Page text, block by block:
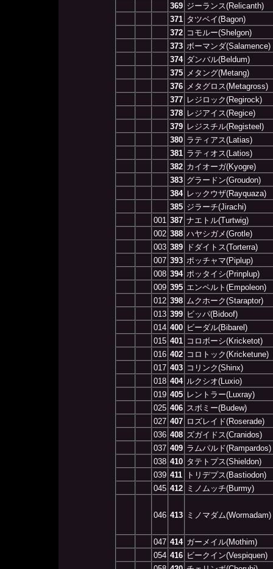
369 ジーランス(Relicanth)
371 タツベイ(Bagon)
372 コモルー(Shelgon)
373 ボーマンダ(Salamence)
374 ダンバル(Beldum)
375
メタング(Metang)
376
メタグロス(Metagross)
377 レジロック(Regirock)
378 レジアイス(Regice)
379 レジスチル(Registeel)
380 ラティアス(Latias)
381 ラティオス(Latios)
382 カイオーガ(Kyogre)
383 グラードン(Groudon)
384 レックウザ(Rayquaza)
385 ジラーチ(Jirachi)
001 387 ナエトル(Turtwig)
002 388 ハヤシガメ(Grotle)
003 389
ドダイトス(Torterra)
007 393 ポッチャマ(Piplup)
008 394 ポッタイシ(Prinplup)
009 395 エンペルト(Empoleon)
012 398 ムクホーク(Staraptor)
013 399 ビッパ(Bidoof)
014 400 ビーダル(Bibarel)
015 401 コロボーシ(Kricketot)
016 402 コロトック(Kricketune)
017 403 コリンク(Shinx)
018 404 ルクシオ(Luxio)
019 405 レントラー(Luxray)
025 406 スボミー(Budew)
027 407 ロズレイド(Roserade)
036 408 ズガイドス(Cranidos)
037 409 ラムパルド(Rampardos)
038 410 タテトプス(Shieldon)
039 411
トリデプス(Bastiodon)
045 412 ミノムッチ(Burmy)
046 413 ミノマダム(Wormadam)
047 414 ガーメイル(Mothim)
054 416 ビークイン(Vespiquen)